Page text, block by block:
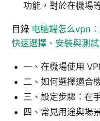
功能，對於在機場
目錄 电脑端怎么vpn
快速選擇、安裝與測試
一、在機場使用
二、如何選擇適合
三、設定步驟：在
四、常見用途與場